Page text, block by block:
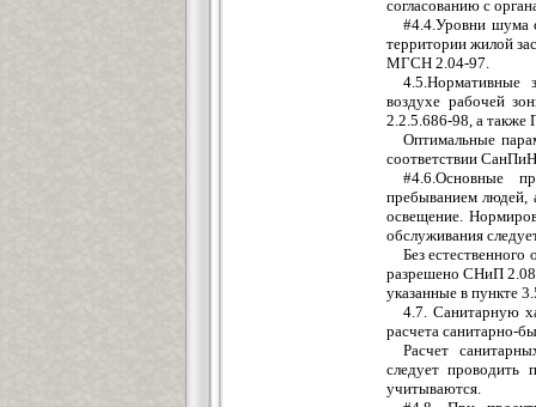
согласованию с
#4.4.Уровни шума
территории жилой
МГСН 2.04-97.
4.5.Нормативные
воздухе рабочей
2.2.5.686-98, а также
Оптимальные
соответствии
#4.6.Основные
пребыванием людей,
освещение.
обслуживания
Без
разрешено СНиП
указанные в пункте
4.7. Санитарную
расчета санитарно-
Расчет
следует
учитываются.